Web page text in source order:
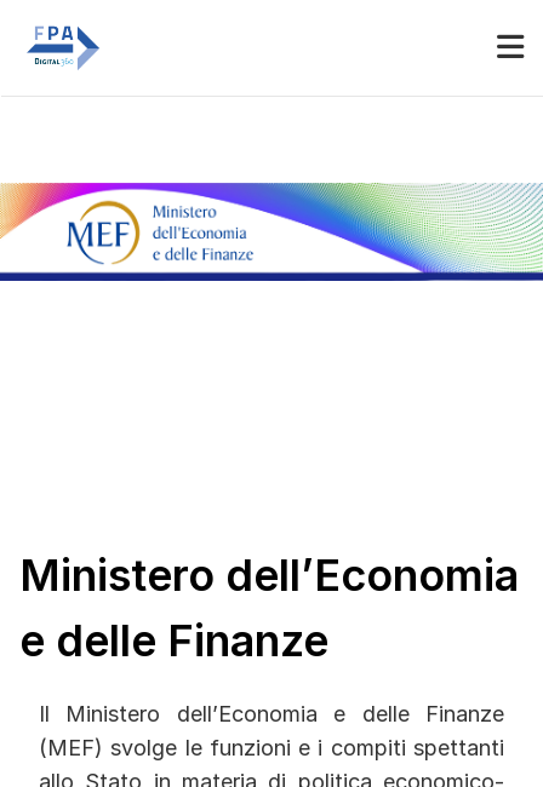
Accedi
Ministero dell’Economia
e delle Finanze
Il Ministero dell’Economia e delle Finanze
(MEF) svolge le funzioni e i compiti spettanti